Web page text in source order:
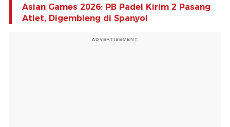
Asian Games 2026: PB Padel Kirim 2 Pasang
Atlet, Digembleng di Spanyol
ADVERTISEMENT